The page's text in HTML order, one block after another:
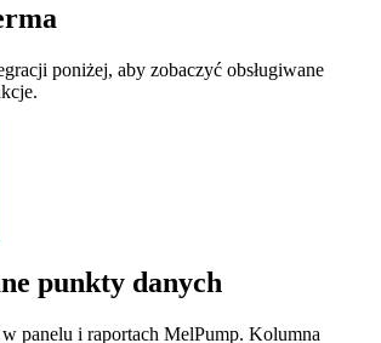
poniżej, aby zobaczyć obsługiwane
punkty danych
w panelu i raportach MelPump. Kolumna